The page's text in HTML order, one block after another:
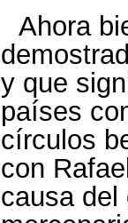
Ahora
y que
países
círculos
con
causa del